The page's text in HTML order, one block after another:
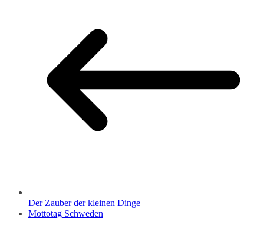
Der Zauber der kleinen Dinge
Mottotag Schweden